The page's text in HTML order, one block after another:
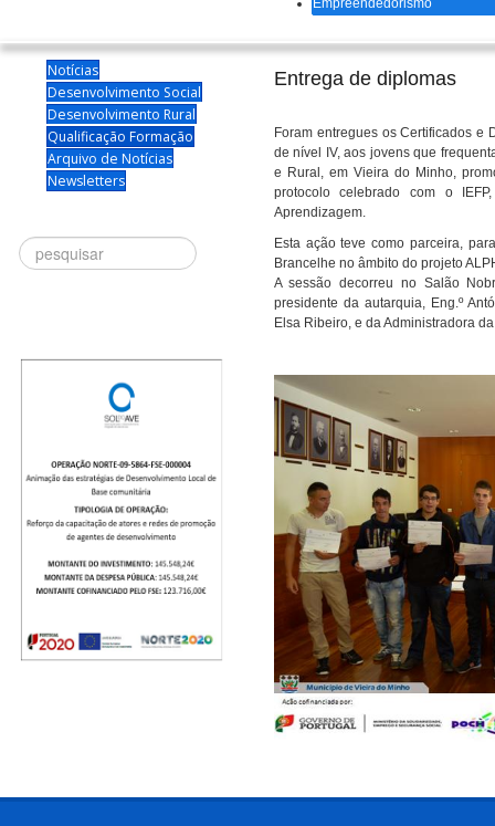
Empreendedorismo
Notícias
Desenvolvimento Social
Desenvolvimento Rural
Qualificação Formação
Arquivo de Notícias
Newsletters
Procurar
Entrega de diplomas
Foram entregues os Certificados e
de nível IV, aos jovens que
e Rural, em Vieira do Minho,
protocolo celebrado com o
Aprendizagem.
Esta ação teve como parceira,
Brancelhe no âmbito do projeto
A sessão decorreu no Salão
presidente da autarquia, Eng.º
Elsa Ribeiro, e da Administradora